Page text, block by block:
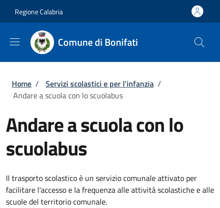
Regione Calabria
Comune di Bonifati
Briciole di pane
Home / Servizi scolastici e per l'infanzia /
Andare a scuola con lo scuolabus
Andare a scuola con lo
scuolabus
Il trasporto scolastico è un servizio comunale attivato per
facilitare l'accesso e la frequenza alle attività scolastiche e alle
scuole del territorio comunale.